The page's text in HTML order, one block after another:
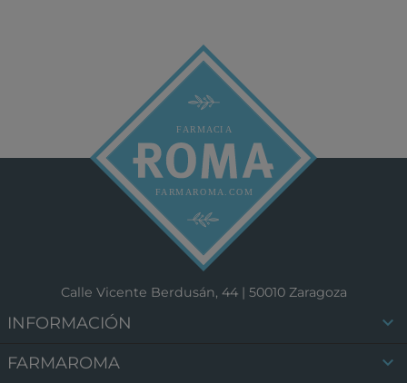
Calle Vicente Berdusán, 44 | 50010 Zaragoza
INFORMACIÓN 
FARMAROMA 